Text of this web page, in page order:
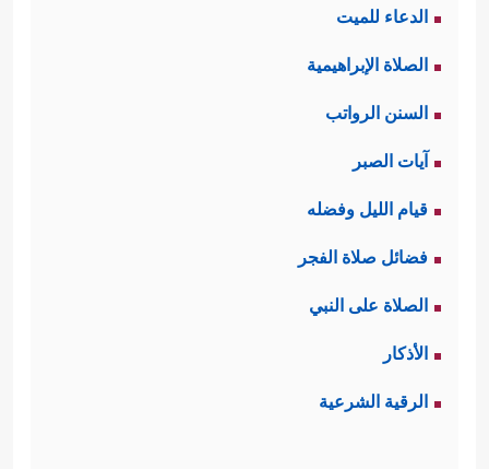
الدعاء للميت
الصلاة الإبراهيمية
السنن الرواتب
آيات الصبر
قيام الليل وفضله
فضائل صلاة الفجر
الصلاة على النبي
الأذكار
الرقية الشرعية